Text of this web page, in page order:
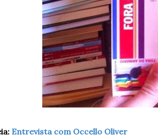
Entrevista com Occello Oliver